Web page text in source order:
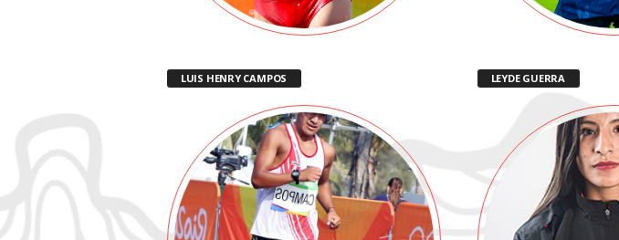
LUIS HENRY CAMPOS LEYDE GUERRA